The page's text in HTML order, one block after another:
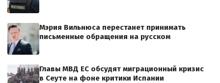
Мэрия Вильнюса перестанет принимать
письменные обращения на русском
Главы МВД ЕС обсудят миграционный кризис
в Сеуте на фоне критики Испании